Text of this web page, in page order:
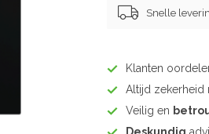
Snelle
Klanten
Altijd
Veilig en